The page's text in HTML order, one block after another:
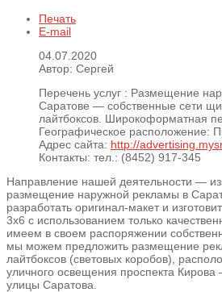
Печать
E-mail
04.07.2020
Автор: Сергей
Перечень услуг : Размещение
Саратове — собственные сети
лайтбоксов. Широкоформатная
Географическое расположение:
Адрес сайта: http://
Контакты: тел.: (8452) 917-345
Направление нашей деятельности —
размещение наружной рекламы в
разработать оригинал-макет и
3х6 с использованием только
имеем в своем распоряжении
мы можем предложить размещение
лайтбоксов (световых коробов),
уличного освещения проспекта
улицы Саратова.